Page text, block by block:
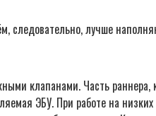
лучше
клапанами. Часть
ЭБУ. При работе на